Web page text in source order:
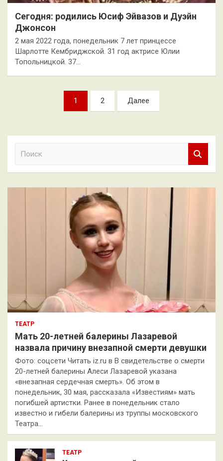
Сегодня: родились Юсиф Эйвазов и Дуэйн
Джонсон
2 мая 2022 года, понедельник 7 лет принцессе
Шарлотте Кембриджской. 31 год актрисе Юлии
Топольницкой. 37…
1 2 Далее
к
ТЕАТР
Мать 20-летней балерины Лазаревой
назвала причину внезапной смерти девушки
Фото: соцсети Читать iz.ru в В свидетельстве о смерти
20-летней балерины Алеси Лазаревой указана
«внезапная сердечная смерть». Об этом в
понедельник, 30 мая, рассказала «Известиям» мать
погибшей артистки. Ранее в понедельник стало
известно и гибели балерины из труппы московского
Театра…
ТЕАТР